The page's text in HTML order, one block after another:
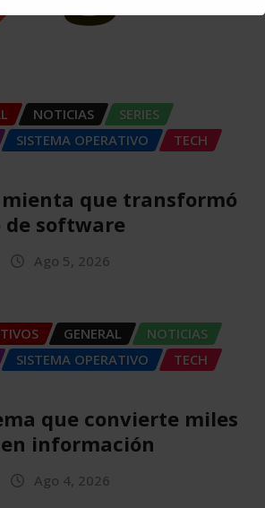
NOTICIAS
SERIES
SISTEMA OPERATIVO
TECH
que transformó
de software
Ago 5, 2026
GENERAL
NOTICIAS
SISTEMA OPERATIVO
TECH
que convierte miles
información
Ago 4, 2026